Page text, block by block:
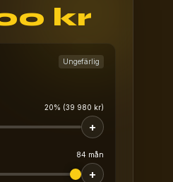
kr
Ungefärlig
20% (39 980 kr)
+
84 mån
+